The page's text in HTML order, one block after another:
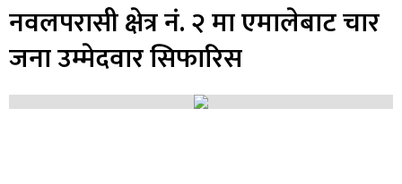
नवलपरासी क्षेत्र नं. २ मा एमालेबाट चार
जना उम्मेदवार सिफारिस